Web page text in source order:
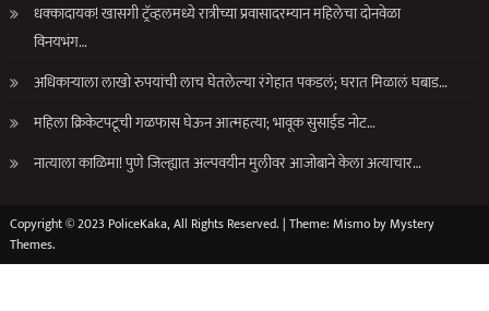
धक्कादायक! खासगी ट्रॅव्हलमध्ये रात्रीच्या प्रवासादरम्यान महिलेचा दोनवेळा
विनयभंग…
अधिकाऱ्याला लाखो रुपयांची लाच घेतलेल्या रंगेहात पकडलं; घरात मिळालं घबाड…
महिला क्रिकेटपटूची गळफास घेऊन आत्महत्या; भावूक सुसाईड नोट…
नात्याला काळिमा! पुणे जिल्ह्यात अल्पवयीन मुलीवर आजोबाने केला अत्याचार…
Copyright © 2023 PoliceKaka, All Rights Reserved. | Theme: Mismo byMystery
Themes.